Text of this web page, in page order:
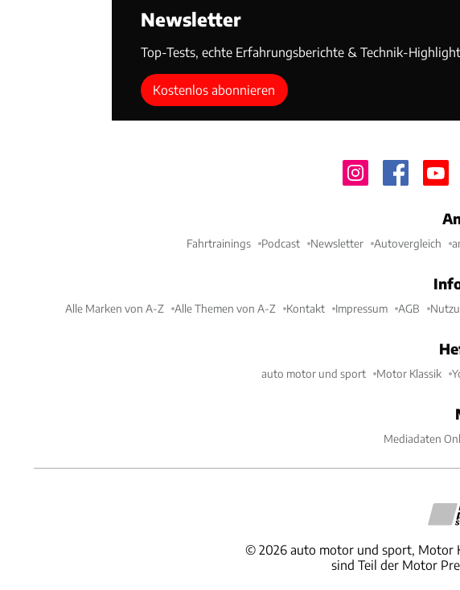
Newsletter
Top-Tests, echte Erfahrungsberichte & Technik-
Kostenlos abonnieren
Fahrtrainings Podcast Newsletter Autovergleich
Alle Marken von A-Z Alle Themen von A-Z Kontakt Impressum AGB
auto motor und sport Motor Klassik
Mediadaten
© 2026 auto motor und sport, Motor
sind Teil der Motor